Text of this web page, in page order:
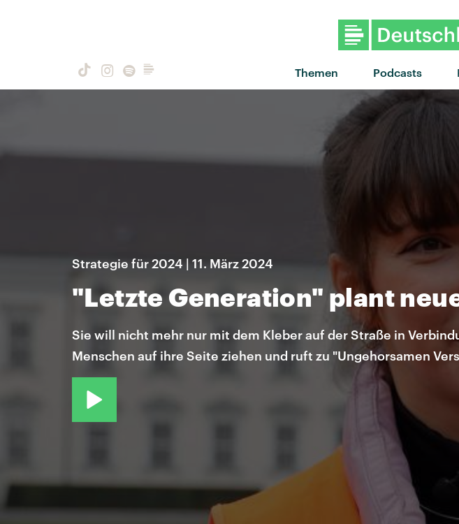
Themen Podcasts
Strategie für 2024 | 11. März 2024
"Letzte Generation" plant
Sie will nicht mehr nur mit dem Kleber auf der Straße in
Menschen auf ihre Seite ziehen und ruft zu "Ungehorsamen